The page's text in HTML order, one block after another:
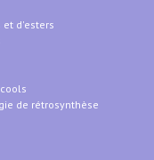
et d'esters
de rétrosynthèse